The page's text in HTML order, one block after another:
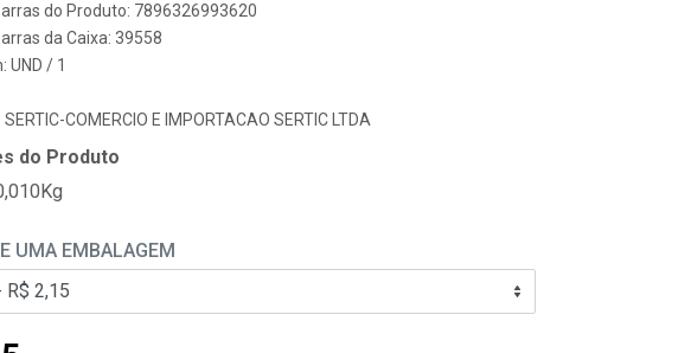
do Produto: 7896326993620
da Caixa: 39558
UND / 1
SERTIC-COMERCIO E IMPORTACAO SERTIC LTDA
do Produto
UMA EMBALAGEM